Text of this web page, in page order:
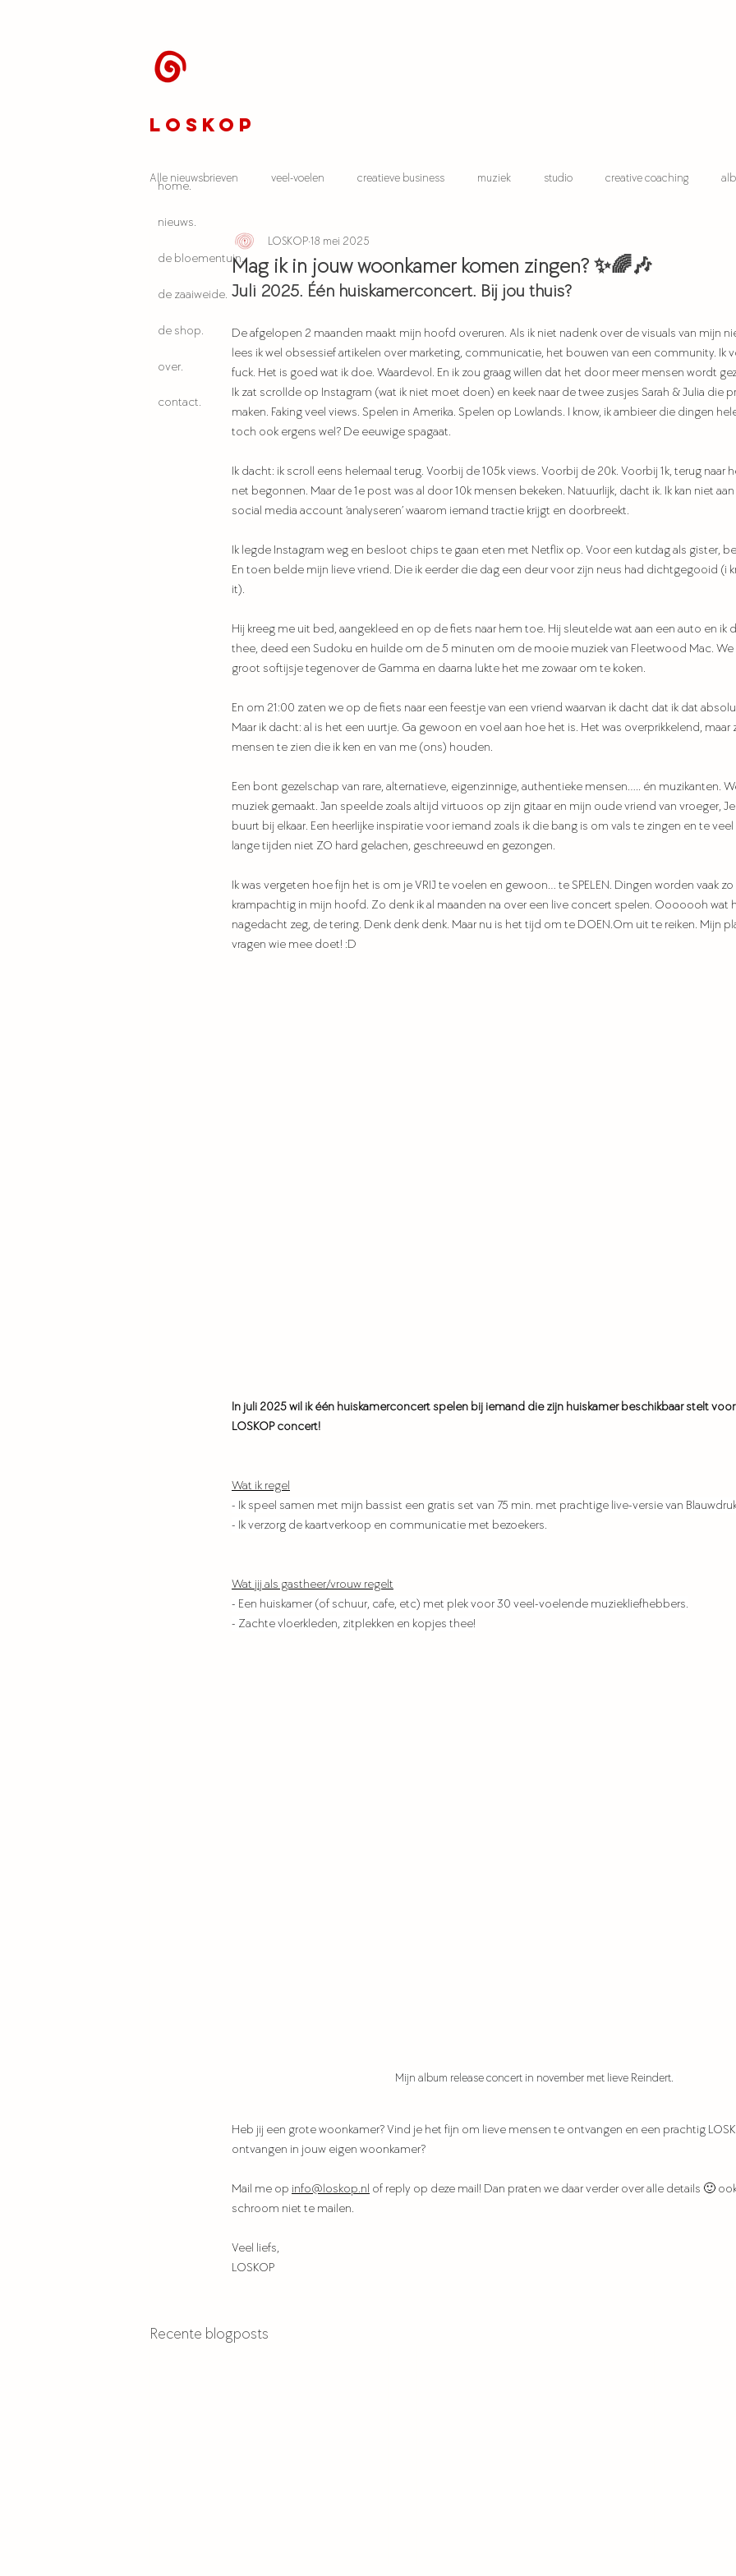
LOSKOP
Alle nieuwsbrieven veel-voelen creatieve business muziek studio creative coaching
album 'blauwdruk' autisme
Mag ik in jouw woonkamer komen zingen? ✨🌈🎶
LOSKOP18 mei 2025
Juli 2025. Één huiskamerconcert. Bij jou thuis?
De afgelopen 2 maanden maakt mijn hoofd overuren. Als ik niet nadenk over de visuals van mijn
lees ik wel obsessief artikelen over marketing, communicatie, het bouwen van een community. Ik
fuck. Het is goed wat ik doe. Waardevol. En ik zou graag willen dat het door meer mensen wordt
Ik zat scrollde op Instagram (wat ik niet moet doen) en keek naar de twee zusjes Sarah & Julia die
maken. Faking veel views. Spelen in Amerika. Spelen op Lowlands. I know, ik ambieer die dingen
toch ook ergens wel? De eeuwige spagaat.
Ik dacht: ik scroll eens helemaal terug. Voorbij de 105k views. Voorbij de 20k. Voorbij 1k, terug
net begonnen. Maar de 1e post was al door 10k mensen bekeken. Natuurlijk, dacht ik. Ik kan niet
social media account ‘analyseren’ waarom iemand tractie krijgt en doorbreekt.
Ik legde Instagram weg en besloot chips te gaan eten met Netflix op. Voor een kutdag als gister,
En toen belde mijn lieve vriend. Die ik eerder die dag een deur voor zijn neus had dichtgegooid (i
it).
Hij kreeg me uit bed, aangekleed en op de fiets naar hem toe. Hij sleutelde wat aan een auto en ik
thee, deed een Sudoku en huilde om de 5 minuten om de mooie muziek van Fleetwood Mac.
groot softijsje tegenover de Gamma en daarna lukte het me zowaar om te koken.
En om 21:00 zaten we op de fiets naar een feestje van een vriend waarvan ik dacht dat ik dat
Maar ik dacht: al is het een uurtje. Ga gewoon en voel aan hoe het is. Het was overprikkelend,
mensen te zien die ik ken en van me (ons) houden.
Een bont gezelschap van rare, alternatieve, eigenzinnige, authentieke mensen….. én muzikanten.
muziek gemaakt. Jan speelde zoals altijd virtuoos op zijn gitaar en mijn oude vriend van vroeger,
buurt bij elkaar. Een heerlijke inspiratie voor iemand zoals ik die bang is om vals te zingen en te
lange tijden niet ZO hard gelachen, geschreeuwd en gezongen.
Ik was vergeten hoe fijn het is om je VRIJ te voelen en gewoon… te SPELEN. Dingen worden vaak
krampachtig in mijn hoofd. Zo denk ik al maanden na over een live concert spelen. Ooooooh wat
nagedacht zeg, de tering. Denk denk denk. Maar nu is het tijd om te DOEN.Om uit te reiken. Mijn
vragen wie mee doet! :D
In juli 2025 wil ik één huiskamerconcert spelen bij iemand die zijn huiskamer beschikbaar stelt
LOSKOP concert!
Wat ik regel
- Ik speel samen met mijn bassist een gratis set van 75 min. met prachtige live-versie van
- Ik verzorg de kaartverkoop en communicatie met bezoekers.
Wat jij als gastheer/vrouw regelt
- Een huiskamer (of schuur, cafe, etc) met plek voor 30 veel-voelende muziekliefhebbers.
- Zachte vloerkleden, zitplekken en kopjes thee!
Mijn album release concert in november met lieve Reindert.
Heb jij een grote woonkamer? Vind je het fijn om lieve mensen te ontvangen en een prachtig
ontvangen in jouw eigen woonkamer?
Mail me op info@loskop.nl of reply op deze mail! Dan praten we daar verder over alle details 🙂
schroom niet te mailen.
Veel liefs,
LOSKOP
Recente blogposts
home.
nieuws.
de bloementuin.
de zaaiweide.
de shop.
over.
contact.